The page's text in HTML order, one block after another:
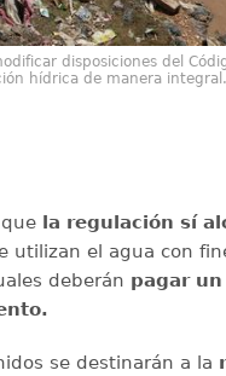
disposiciones del
hídrica de manera
la regulación sí
utilizan el agua con
deberán pagar
se destinarán a la